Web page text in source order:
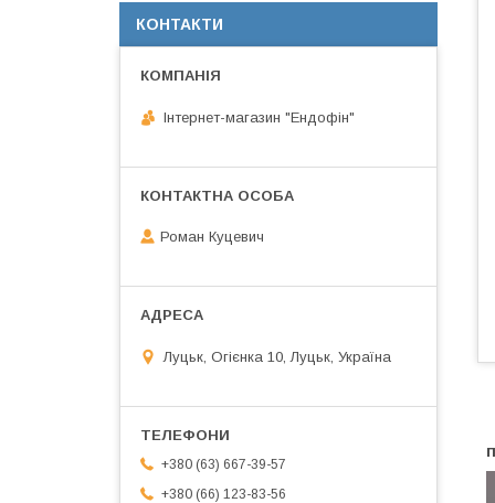
КОНТАКТИ
Інтернет-магазин "Ендофін"
Роман Куцевич
Луцьк, Огієнка 10, Луцьк, Україна
+380 (63) 667-39-57
+380 (66) 123-83-56